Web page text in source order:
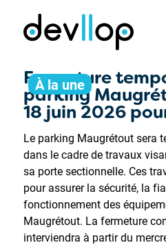
À la une
Fermeture
parking
18 juin 2026
Le parking Maugrétout sera
dans le cadre de travaux
sa porte sectionnelle. Ces
pour assurer la sécurité, la
fonctionnement des
Maugrétout. La fermeture
interviendra à partir du